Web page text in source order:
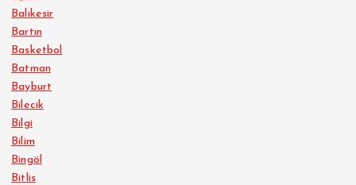
Balıkesir
Bartın
Basketbol
Batman
Bayburt
Bilecik
Bilgi
Bilim
Bingöl
Bitlis